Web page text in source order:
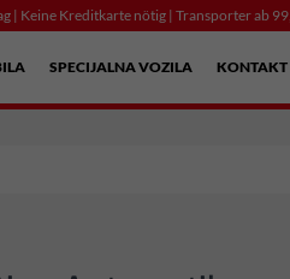
| Keine Kreditkarte nötig | Transporter ab
SPECIJALNA VOZILA KONTAKT